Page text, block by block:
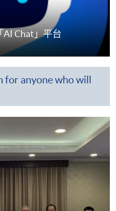
AI Chat」平台
for anyone who will